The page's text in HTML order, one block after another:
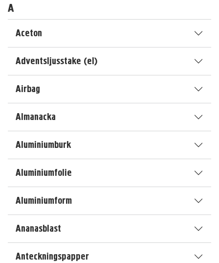
A
Aceton
Adventsljusstake (el)
Airbag
Almanacka
Aluminiumburk
Aluminiumfolie
Aluminiumform
Ananasblast
Anteckningspapper